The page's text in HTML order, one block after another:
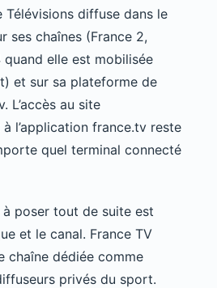
Télévisions diffuse dans le
ses chaînes (France 2,
quand elle est mobilisée
et sur sa plateforme de
L’accès au site
l’application france.tv reste
quel terminal connecté
poser tout de suite est
et le canal. France TV
chaîne dédiée comme
privés du sport.